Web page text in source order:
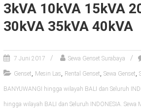
3kVA 10kVA 15kVA
30kVA 35kVA 40kVA
7 Juni 2017 Sewa Genset Surabaya
Genset, Mesin Las, Rental Genset, Sewa Genset,
BANYUWANGI hingga wilayah BALI dan Seluruh
hingga wilayah BALI dan Seluruh INDONESIA. Sewa